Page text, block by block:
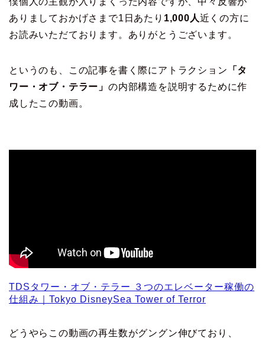
ありましておかげさまで1日あたり 1,000人近くの方に
お読みいただております。ありがとうございます。
というのも、この記事を書く際にアトラクション 「タ
ワー・オブ・テラー」の内部構造を説明するために作
成したこの動画。
TDSタワー・オブ・テラー ３つのエレベーター稼働の
仕組み｜Tokyo DisneySea Tower of Terror
どうやらこの動画の再生数がグングン伸びており、